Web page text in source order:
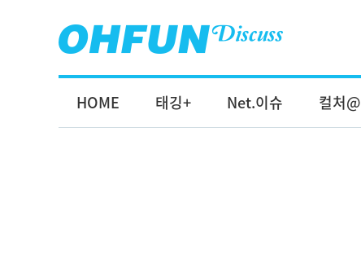
HOME 태깅+ Net.이슈 컬처@